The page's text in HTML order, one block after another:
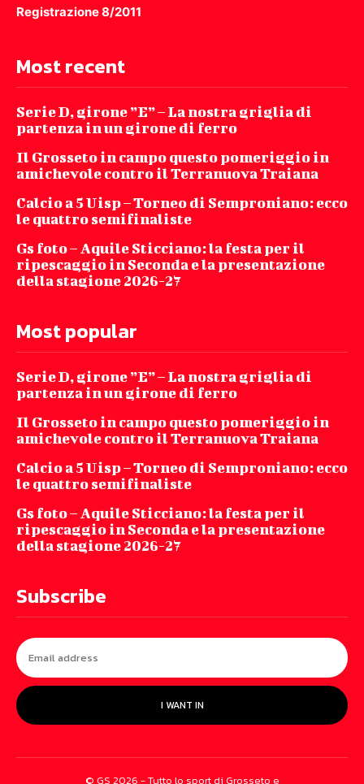
Registrazione 8/2011
Most recent
Serie D, girone ”E” – La nostra griglia di
partenza in un girone di ferro
Il Grosseto in campo questo pomeriggio in
amichevole contro il Terranuova Traiana
Calcio a 5 Uisp – Torneo di Semproniano: ecco
le quattro semifinaliste
Gs foto – Aquile Sticciano: la festa per il
ripescaggio in Seconda e la presentazione
della stagione 2026-27
Most popular
Serie D, girone ”E” – La nostra griglia di
partenza in un girone di ferro
Il Grosseto in campo questo pomeriggio in
amichevole contro il Terranuova Traiana
Calcio a 5 Uisp – Torneo di Semproniano: ecco
le quattro semifinaliste
Gs foto – Aquile Sticciano: la festa per il
ripescaggio in Seconda e la presentazione
della stagione 2026-27
Subscribe
I WANT IN
© GS 2026 - Tutto lo sport di Grosseto e